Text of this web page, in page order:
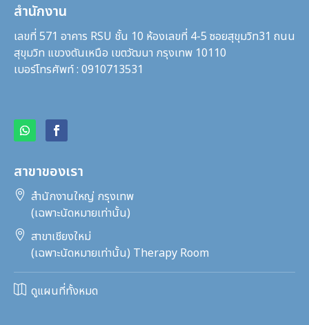
สำนักงาน
เลขที่ 571 อาคาร RSU ชั้น 10 ห้องเลขที่ 4-5 ซอยสุขุมวิท31 ถนน
สุขุมวิท แขวงตันเหนือ เขตวัฒนา กรุงเทพ 10110
เบอร์โทรศัพท์ : 0910713531
สาขาของเรา
 สำนักงานใหญ่ กรุงเทพ
(เฉพาะนัดหมายเท่านั้น)
 สาขาเชียงใหม่
(เฉพาะนัดหมายเท่านั้น) Therapy Room
 ดูแผนที่ทั้งหมด